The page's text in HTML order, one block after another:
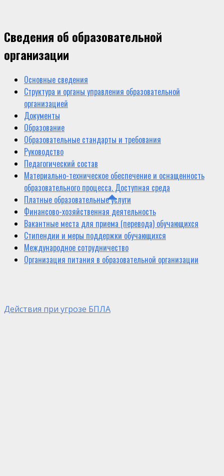
Сведения об образовательной
организации
Основные сведения
Структура и органы управления образовательной
организацией
Документы
Образование
Образовательные стандарты и требования
Руководство
Педагогический состав
Материально-техническое обеспечение и оснащенность
образовательного процесса. Доступная среда
Платные образовательные услуги
Финансово-хозяйственная деятельность
Вакантные места для приема (перевода) обучающихся
Стипендии и меры поддержки обучающихся
Международное сотрудничество
Организация питания в образовательной организации
Действия при угрозе БПЛА